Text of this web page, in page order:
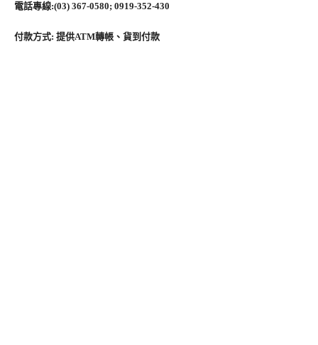
電話專線:(03) 367-0580; 0919-352-430
付款方式: 提供ATM轉帳、貨到付款